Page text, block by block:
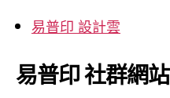
易普印 設計雲
易普印 社群網站